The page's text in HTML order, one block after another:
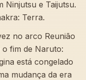
Ninjutsu e Taijutsu.
Terra.
no arco Reunião
o fim de Naruto:
está congelado
mudança da era